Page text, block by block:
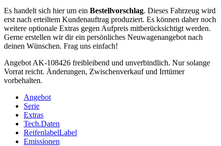
Es handelt sich hier um ein Bestellvorschlag. Dieses Fahrzeug wird
erst nach erteiltem Kundenauftrag produziert. Es können daher noch
weitere optionale Extras gegen Aufpreis mitberücksichtigt werden.
Gerne erstellen wir dir ein persönliches Neuwagenangebot nach
deinen Wünschen. Frag uns einfach!
Angebot AK-108426 freibleibend und unverbindlich. Nur solange
Vorrat reicht. Änderungen, Zwischenverkauf und Irrtümer
vorbehalten.
Angebot
Serie
Extras
Tech.Daten
ReifenlabelLabel
Emissionen